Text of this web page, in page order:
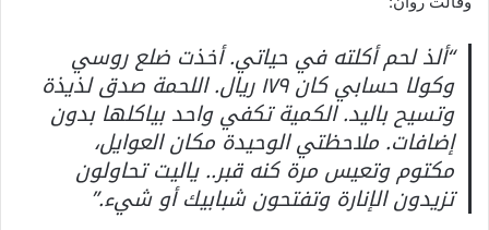
“ألذ لحم أكلته في حياتي. أخذت ضلع روسي
وكولا حسابي كان ١٧٩ ريال. اللحمة صدق لذيذة
وتسيح باليد. الكمية تكفي واحد بياكلها بدون
إضافات. ملاحظتي الوحيدة مكان العوايل،
مكتوم وتعيس مرة كنه قبر.. ياليت تحاولون
تزيدون الإنارة وتفتحون شبابيك أو شيء.”